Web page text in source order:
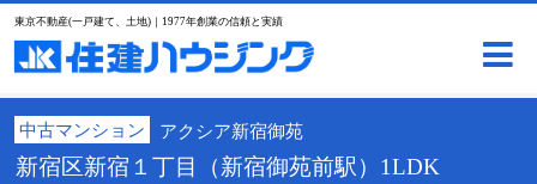
東京不動産(一戸建て、土地)｜1977年創業の信頼と実績
中古マンション アクシア新宿御苑
新宿区新宿１丁目（新宿御苑前駅）1LDK